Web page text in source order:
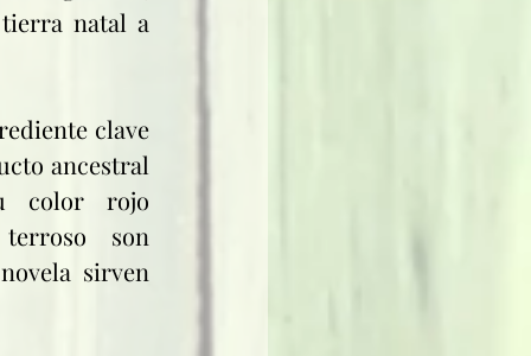
natal a
clave
ancestral
color rojo
son
sirven